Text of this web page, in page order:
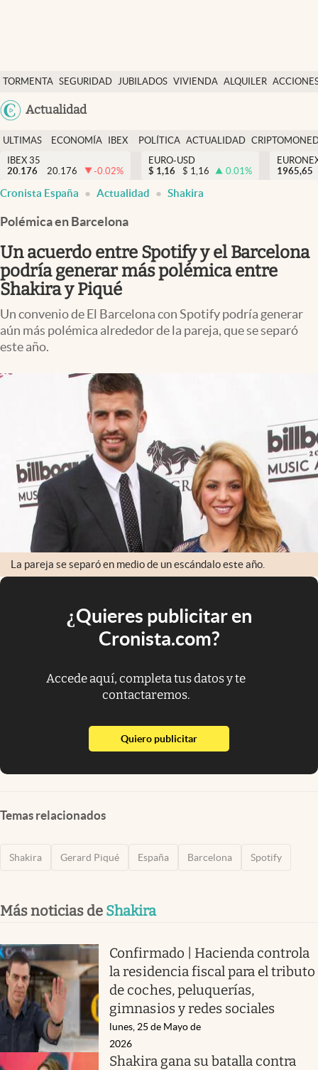
TORMENTA SEGURIDAD JUBILADOS VIVIENDA ALQUILER
USA
Actualidad
Economía y finanzas
Política
Actualidad
Criptomonedas
España
ULTIMAS
NOTICIAS
ECONOMÍA
FINANZAS
IBEX
EURO
POLÍTICA ACTUALIDAD
IBEX 35
20.176
20.176 -0.02%
EURO-USD
$ 1,16 $ 1,16 0.01%
1965,65
Cronista España Actualidad Shakira
Polémica en Barcelona
Un acuerdo entre Spotify y el Barcelona
podría generar más polémica entre
Shakira y Piqué
Un convenio de El Barcelona con Spotify podría generar
aún más polémica alrededor de la pareja, que se separó
este año.
La pareja se separó en medio de un escándalo este año.
¿Quieres publicitar en
Cronista.com?
Accede aquí, completa tus datos y te
contactaremos.
Quiero publicitarabre en nueva pestaña
Temas relacionados
Shakira Gerard Piqué España Barcelona Spotify
Más noticias de Shakira
Confirmado | Hacienda controla
la residencia fiscal para el tributo
de coches, peluquerías,
gimnasios y redes sociales
lunes, 25 de Mayo de
2026
Shakira gana su batalla contra